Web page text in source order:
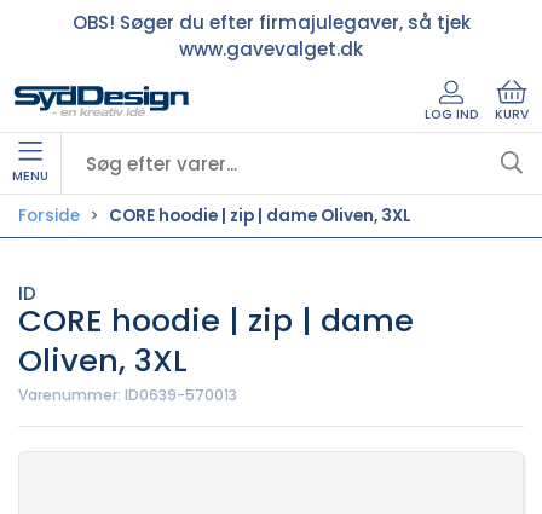
OBS! Søger du efter firmajulegaver, så tjek
www.gavevalget.dk
LOG IND KURV
MENU
Forside CORE hoodie | zip | dame Oliven, 3XL
ID
CORE hoodie | zip | dame
Oliven, 3XL
Varenummer: ID0639-570013